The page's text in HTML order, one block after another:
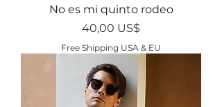
No es mi quinto rodeo
Precio
40,00 US$
Free Shipping USA & EU